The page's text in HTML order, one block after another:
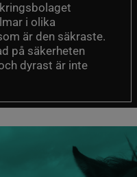
i olika
är den säkraste.
på säkerheten
dyrast är inte